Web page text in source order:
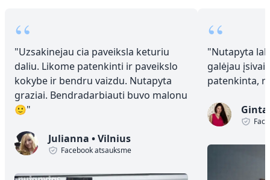
“
"Uzsakinejau cia paveiksla keturiu
daliu. Likome patenkinti ir paveikslo
kokybe ir bendru vaizdu. Nutapyta
graziai. Bendradarbiauti buvo malonu
🙂"
Julianna •Vilnius
Facebook atsauksme
“
"Nutapyta
galėjau
patenkinta,